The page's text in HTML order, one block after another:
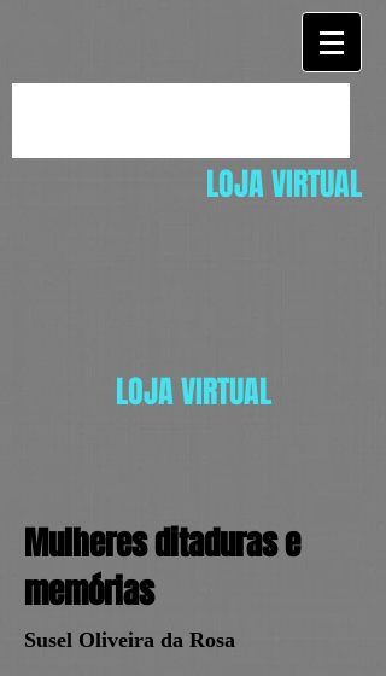
LOJA VIRTUAL
LOJA VIRTUAL
Mulheres ditaduras e
memórias
Susel Oliveira da Rosa